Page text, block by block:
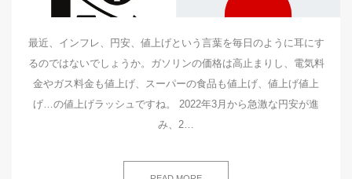
最近、インフレ、円安、値上げという言葉を毎日のように耳にす
るのではないでしょうか。ガソリンの価格は高止まりし、電気料
金やガス料金も値上げ、スーパーの食品も値上げ、値上げ値上
げ…の値上げラッシュですね。 2022年3月から急激な円安が進
み、2…